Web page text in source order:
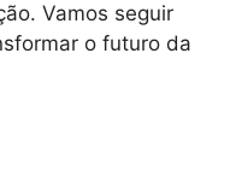
Vamos seguir
o futuro da